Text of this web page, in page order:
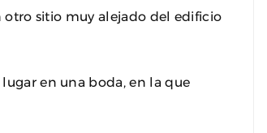
sitio muy alejado del edificio
en una boda, en la que